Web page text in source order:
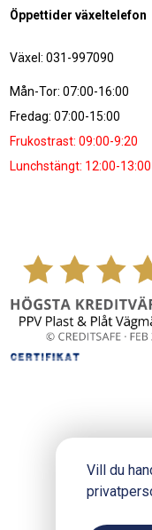
Öppettider växeltelefon
Växel: 031-997090
Mån-Tor: 07:00-16:00
Fredag: 07:00-15:00
Frukostrast: 09:00-9:20
Lunchstängt: 12:00-13:00
Vill du